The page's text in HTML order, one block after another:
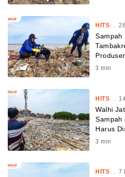
HITS .
Sampah
3 min
HITS
Walhi
Sampah
Harus
3 min
HITS . 7